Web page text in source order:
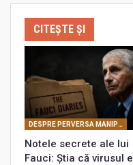
CITEȘTE ȘI
DESPRE PERVERSA MANIPULARE MASONICĂ
Notele secrete ale lui
Fauci: Știa că virusul e